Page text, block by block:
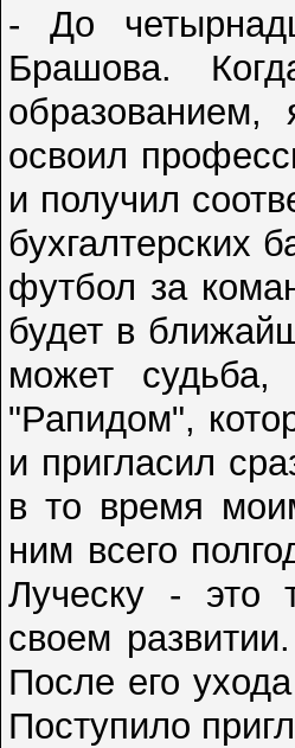
- До
Брашова.
освоил
и получил
бухгалтерских
футбол за
будет в
может
"Рапидом",
и пригласил
в то время
ним всего
Луческу - это
своем
После его
Поступило